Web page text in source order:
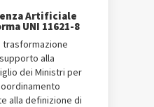
Artificiale
UNI 11621-8
trasformazione
alla
dei Ministri per
alla definizione di